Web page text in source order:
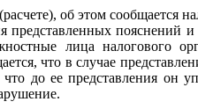
об этом сообщается
пояснений
лица налогового
что в случае
до ее представления